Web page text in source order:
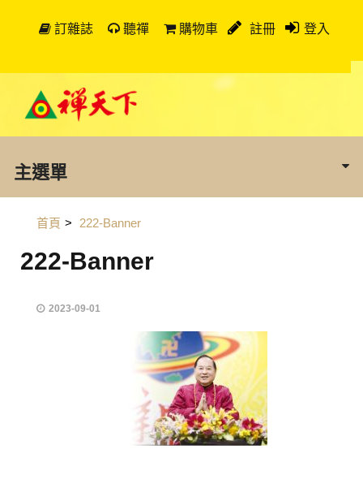
訂雜誌 聽禪 購物車 註冊 登入
主選單
首頁 > 222-Banner
222-Banner
2023-09-01